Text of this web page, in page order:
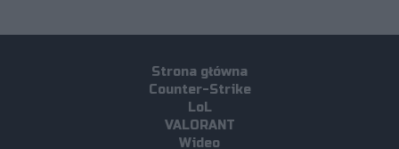
Strona główna
Counter-Strike
LoL
VALORANT
Wideo